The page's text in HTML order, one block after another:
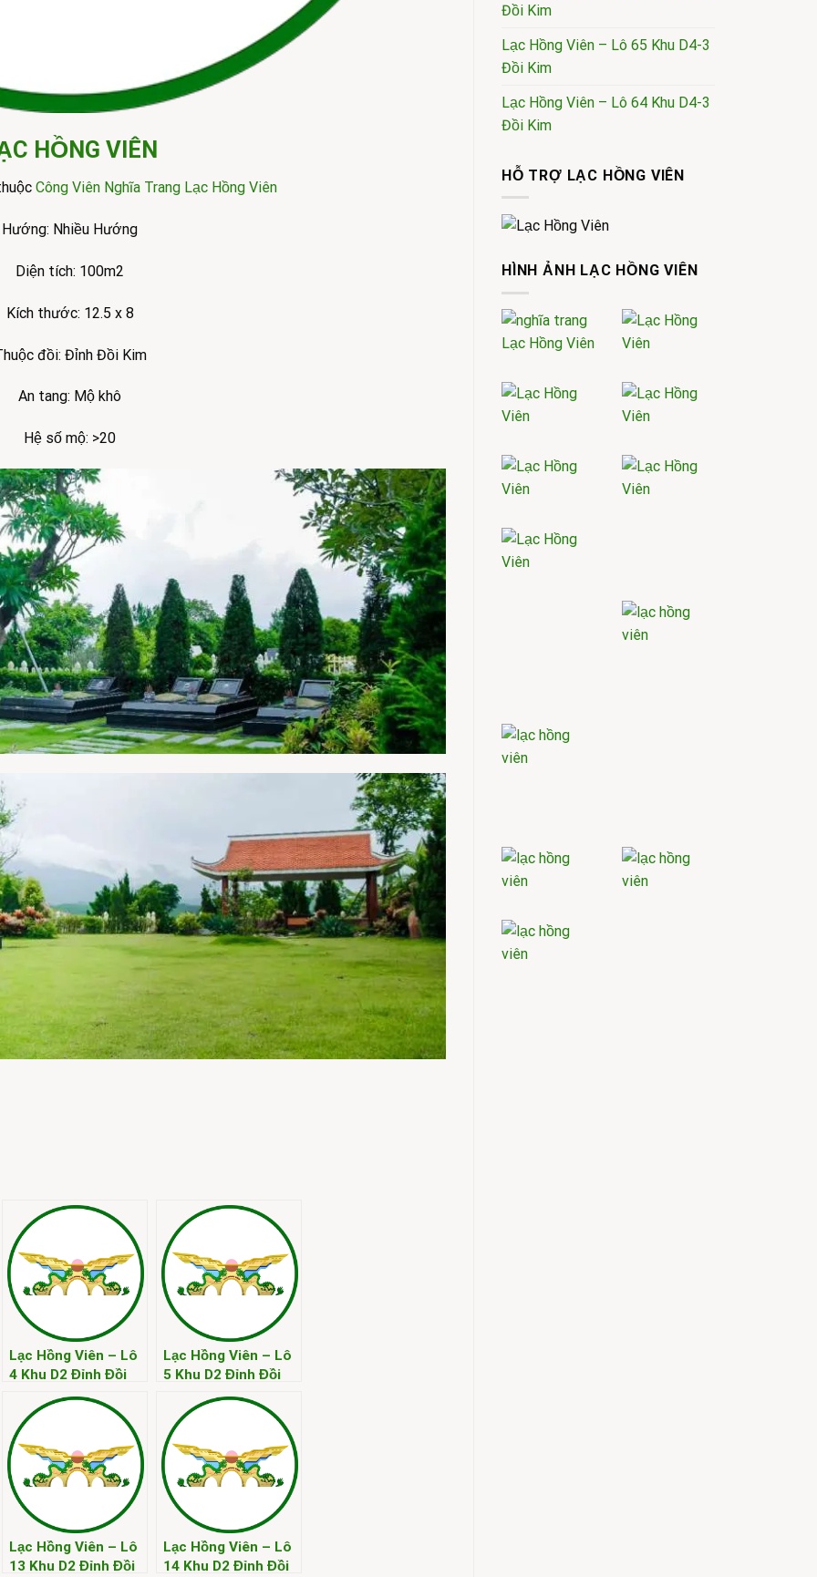
HỒNG VIÊN
Công Viên Nghĩa Trang Lạc Hồng Viên
Hướng: Nhiều Hướng
Diện tích: 100m2
Kích thước: 12.5 x 8
đồi: Đỉnh Đồi Kim
An tang: Mộ khô
Hệ số mộ: >20
Lạc Hồng Viên – Lô
4 Khu D2 Đỉnh Đồi
Lạc Hồng Viên – Lô
5 Khu D2 Đỉnh Đồi
Lạc Hồng Viên – Lô
13 Khu D2 Đỉnh Đồi
Lạc Hồng Viên – Lô
14 Khu D2 Đỉnh Đồi
Đồi Kim
Lạc Hồng Viên – Lô 65 Khu D4-3
Đồi Kim
Lạc Hồng Viên – Lô 64 Khu D4-3
Đồi Kim
HỖ TRỢ LẠC HỒNG VIÊN
HÌNH ẢNH LẠC HỒNG VIÊN